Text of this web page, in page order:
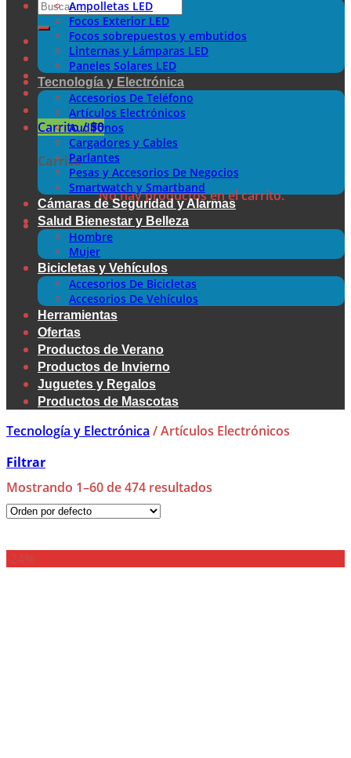
Buscar
por:
Carrito /$0
Carrito
No hay productos en el carrito.
Ampolletas LED
Focos Exterior LED
Focos sobrepuestos y embutidos
Linternas y Lámparas LED
Paneles Solares LED
Tecnología y Electrónica
Accesorios De Teléfono
Artículos Electrónicos
Audífonos
Cargadores y Cables
Parlantes
Pesas y Accesorios De Negocios
Smartwatch y Smartband
Cámaras de Seguridad y Alarmas
Salud Bienestar y Belleza
Hombre
Mujer
Bicicletas y Vehículos
Accesorios De Bicicletas
Accesorios De Vehículos
Herramientas
Ofertas
Productos de Verano
Productos de Invierno
Juguetes y Regalos
Productos de Mascotas
Tecnología y Electrónica /Artículos Electrónicos
Filtrar
Mostrando 1–60 de 474 resultados